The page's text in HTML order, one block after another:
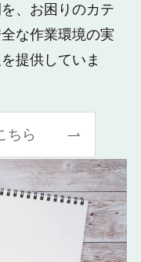
、お困りのカテ
な作業環境の実
提供していま
ちら